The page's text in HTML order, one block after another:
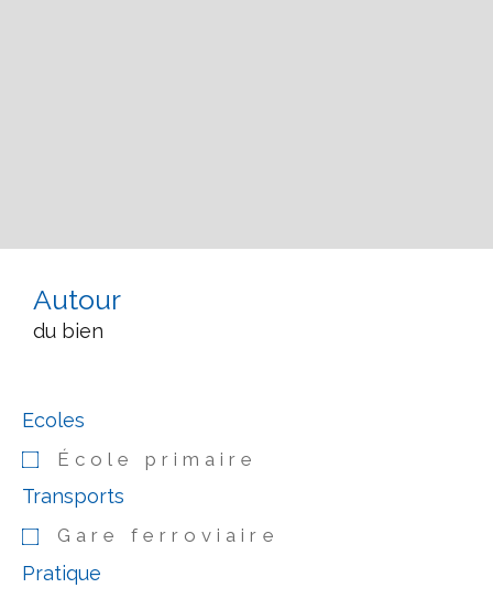
Autour
du bien
Ecoles
École primaire
Transports
Gare ferroviaire
Pratique